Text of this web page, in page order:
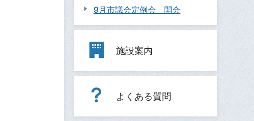
9月市議会定例会 開会
施設案内
よくある質問